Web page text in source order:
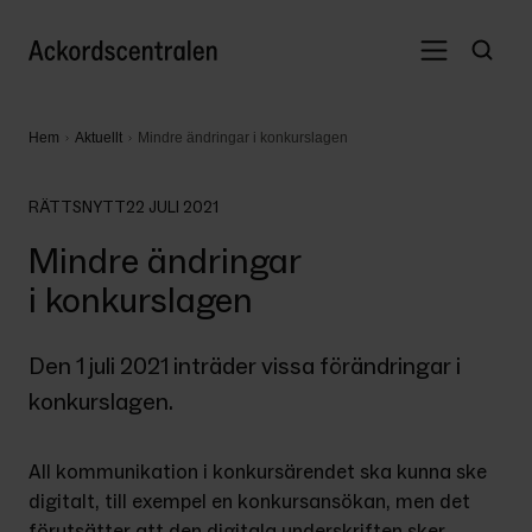
Hem Aktuellt Mindre ändringar i konkurslagen
RÄTTSNYTT22 JULI 2021
Mindre ändringar
i konkurslagen
Den 1 juli 2021 inträder vissa förändringar i
konkurslagen.
All kommunikation i konkursärendet ska kunna ske
digitalt, till exempel en konkursansökan, men det